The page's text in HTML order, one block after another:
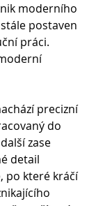
moderního
postaven
práci.
precizní
do
zase
detail
po které kráčí